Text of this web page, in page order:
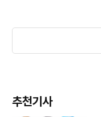
추천기사